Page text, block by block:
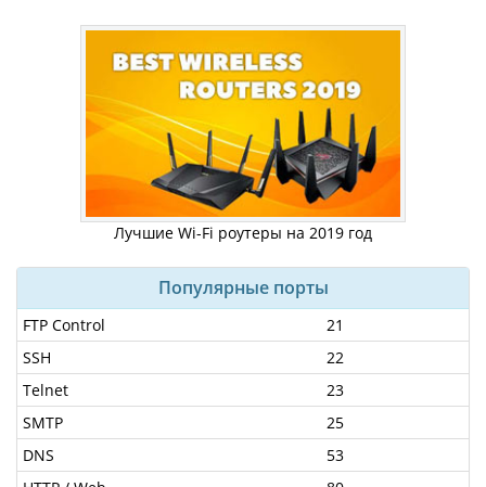
Лучшие Wi-Fi роутеры на 2019 год
Популярные порты
FTP Control
21
SSH
22
Telnet
23
SMTP
25
DNS
53